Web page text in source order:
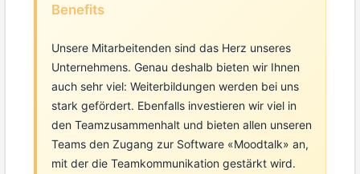
Benefits
Unsere Mitarbeitenden sind das Herz unseres
Unternehmens. Genau deshalb bieten wir Ihnen
auch sehr viel: Weiterbildungen werden bei uns
stark gefördert. Ebenfalls investieren wir viel in
den Teamzusammenhalt und bieten allen unseren
Teams den Zugang zur Software «Moodtalk» an,
mit der die Teamkommunikation gestärkt wird.